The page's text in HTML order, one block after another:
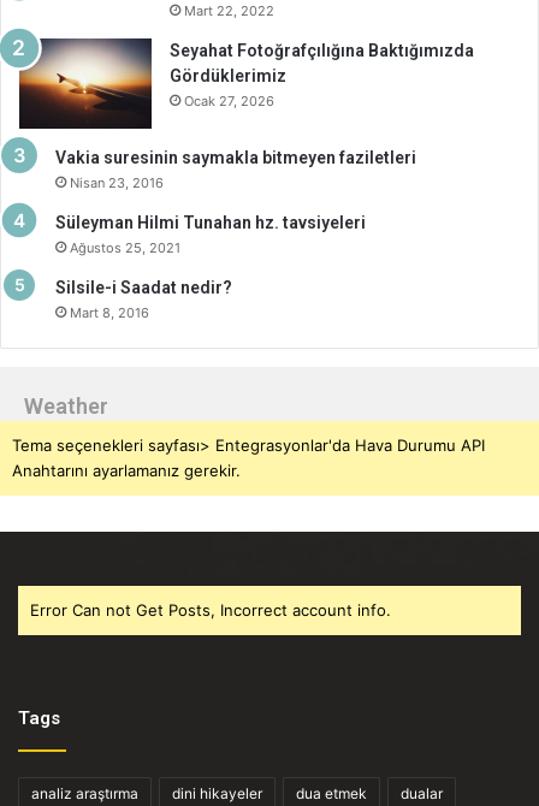
Mart 22, 2022
Seyahat Fotoğrafçılığına Baktığımızda
Gördüklerimiz
Ocak 27, 2026
Vakia suresinin saymakla bitmeyen faziletleri
Nisan 23, 2016
Süleyman Hilmi Tunahan hz. tavsiyeleri
Ağustos 25, 2021
Silsile-i Saadat nedir?
Mart 8, 2016
Weather
Tema seçenekleri sayfası> Entegrasyonlar'da Hava Durumu API
Anahtarını ayarlamanız gerekir.
Error Can not Get Posts, Incorrect account info.
Tags
analiz araştırma dini hikayeler dua etmek dualar